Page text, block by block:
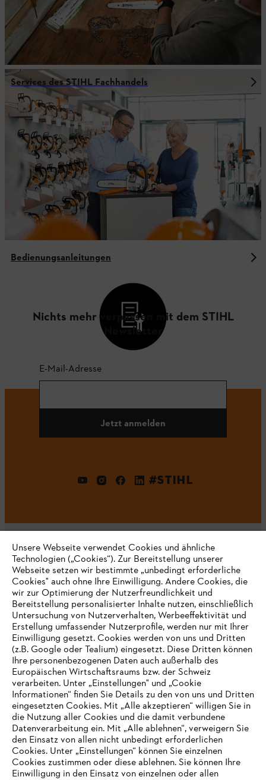
Services des STIHL Fachhandels
Bedienungsanleitungen
Nichts mehr verpassen mit dem STIHL
Newsletter
E-Mail-Adresse
Jetzt anmelden
#STIHL
Unternehmen
Häufig gestellte Fragen
Support
Datenschutz Impressum Cookies
Rechtliche Informationen
IHR BROWSER WIRD NICHT
UNTERSTÜTZT
Unsere Webseite verwendet Cookies und ähnliche
Technologien („Cookies“). Zur Bereitstellung unserer
Webseite setzen wir bestimmte „unbedingt erforderliche
Cookies" auch ohne Ihre Einwilligung. Andere Cookies, die
wir zur Optimierung der Nutzerfreundlichkeit und
Bereitstellung personalisierter Inhalte nutzen, einschließlich
Untersuchung von Nutzerverhalten, Werbeeffektivität und
Erstellung umfassender Nutzerprofile, werden nur mit Ihrer
Einwilligung gesetzt. Cookies werden von uns und Dritten
(z.B. Google oder Tealium) eingesetzt. Diese Dritten können
Ihre personenbezogenen Daten auch außerhalb des
Europäischen Wirtschaftsraums bzw. der Schweiz
verarbeiten. Unter „Einstellungen" und „Cookie
Informationen“ finden Sie Details zu den von uns und Dritten
eingesetzten Cookies. Mit „Alle akzeptieren“ willigen Sie in
die Nutzung aller Cookies und die damit verbundene
Datenverarbeitung ein. Mit „Alle ablehnen“, verweigern Sie
den Einsatz von allen nicht unbedingt erforderlichen
Cookies. Unter „Einstellungen“ können Sie einzelnen
Cookies zustimmen oder diese ablehnen. Sie können Ihre
Einwilligung in den Einsatz von einzelnen oder allen